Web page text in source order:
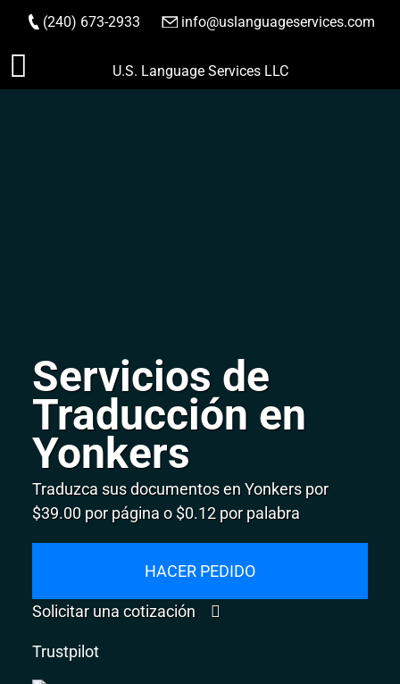
Saltar
(240) 673-2933 info@uslanguageservices.com
HACER PEDIDO
U.S. Language Services LLC
Servicios de
Traducción en
Yonkers
Traduzca sus documentos en Yonkers por
$39.00 por página o $0.12 por palabra
HACER PEDIDO
Solicitar una cotización
Trustpilot